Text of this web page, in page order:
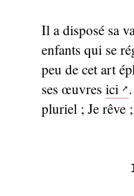
Il a disposé sa
enfants qui se
peu de cet art
ses œuvres ici
pluriel ; Je rêve